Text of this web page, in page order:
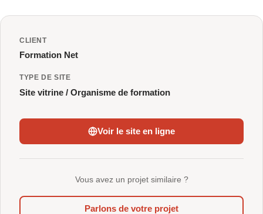
CLIENT
Formation Net
TYPE DE SITE
Site vitrine / Organisme de formation
Voir le site en ligne
Vous avez un projet similaire ?
Parlons de votre projet